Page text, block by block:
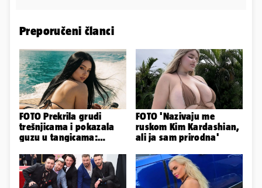
Preporučeni članci
FOTO Prekrila grudi
trešnjicama i pokazala
guzu u tangicama:
Slavonka
FOTO 'Nazivaju me
ruskom Kim Kardashian,
ali ja sam prirodna'